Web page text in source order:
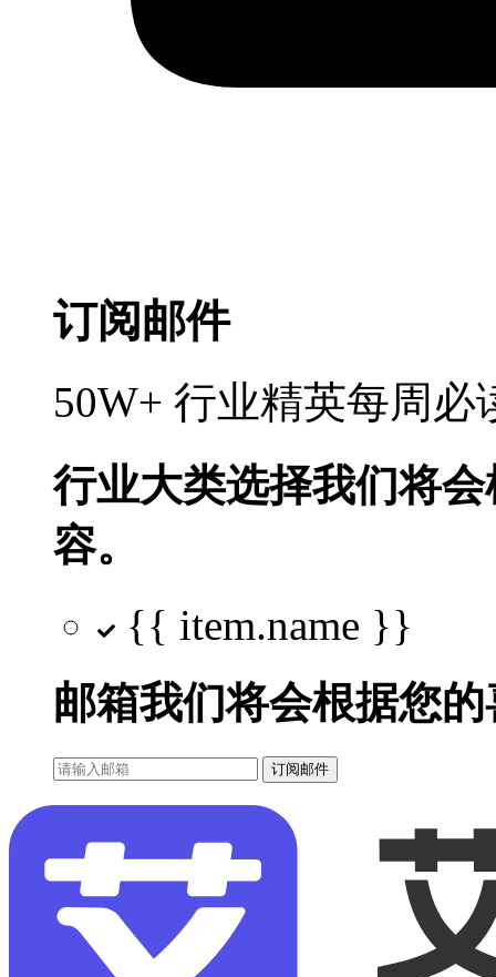
订阅邮件
50W+ 行业精英每周
行业大类选择我们将
容。
{{ item.name }}
邮箱我们将会根据您
订阅邮件